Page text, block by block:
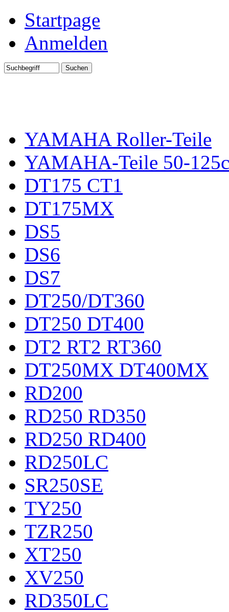
Startpage
Anmelden
YAMAHA Roller-Teile
YAMAHA-Teile 50-
DT175 CT1
DT175MX
DS5
DS6
DS7
DT250/DT360
DT250 DT400
DT2 RT2 RT360
DT250MX DT400MX
RD200
RD250 RD350
RD250 RD400
RD250LC
SR250SE
TY250
TZR250
XT250
XV250
RD350LC